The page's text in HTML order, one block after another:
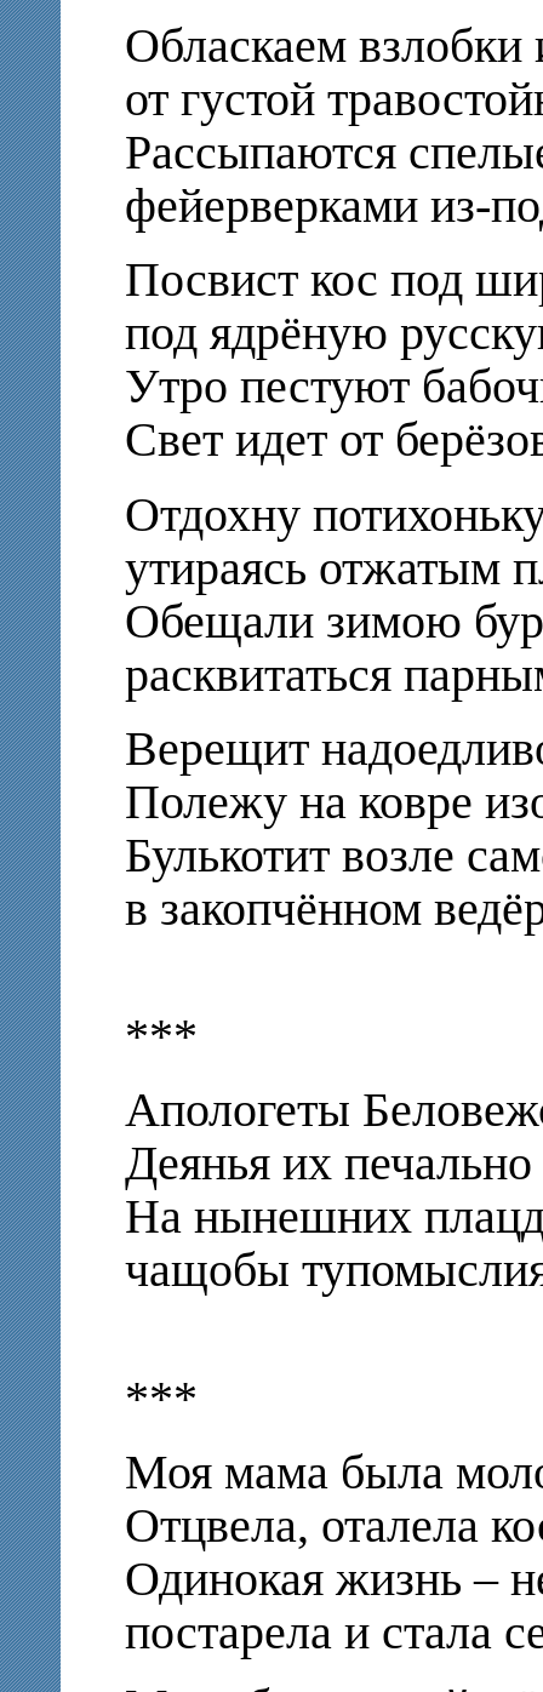
Обласкаем
от густой
Рассыпаются
фейерверками из-
Посвист кос под
под ядрёную
Утро пестуют
Свет идет от
Отдохну
утираясь отжатым
Обещали зимою
расквитаться
Верещит
Полежу на ковре
Булькотит возле
в закопчённом
***
Апологеты
Деянья их
Нa нынешних
чащобы
***
Моя мама была
Отцвела, оталела
Одинокая жизнь –
постарела и стала